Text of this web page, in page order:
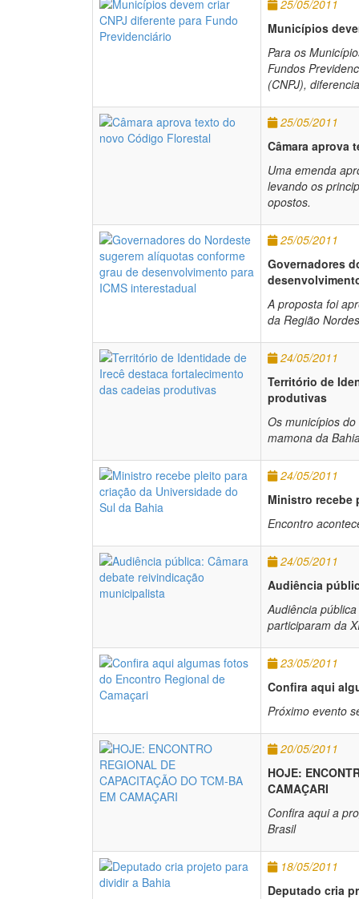
25/05/2011
Municípios
Para os
Fundos
(CNPJ),
25/05/2011
Câmara aprova
Uma emenda
levando os
opostos.
25/05/2011
Governadores
A proposta foi
da Região
24/05/2011
Território de
produtivas
Os municípios
mamona da
24/05/2011
Ministro recebe
Encontro
24/05/2011
Audiência
Audiência
participaram da
23/05/2011
Confira aqui
Próximo evento
20/05/2011
HOJE:
CAMAÇARI
Confira aqui a
Brasil
18/05/2011
Deputado cria